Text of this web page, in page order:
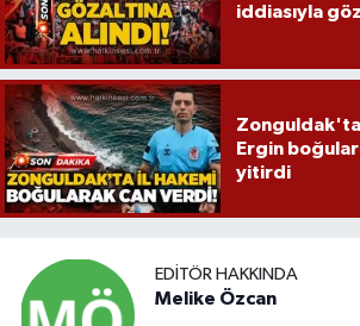
iddiasıyla
Zonguldak'ta
Ergin
yitirdi
EDITÖR HAKKINDA
Melike Özcan